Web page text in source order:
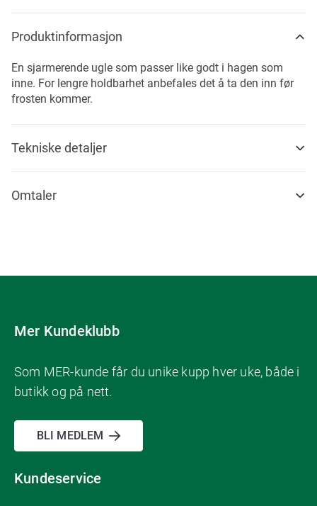
Produktinformasjon
En sjarmerende ugle som passer like godt i hagen som
inne. For lengre holdbarhet anbefales det å ta den inn før
frosten kommer.
Tekniske detaljer
Omtaler
Mer Kundeklubb
Som MER-kunde får du unike kupp hver uke, både i
butikk og på nett.
BLI MEDLEM
Kundeservice